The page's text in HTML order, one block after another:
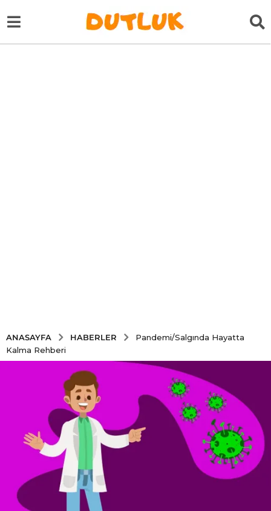
ANASAYFA HABERLER
Pandemi/Salgında Hayatta
Kalma Rehberi